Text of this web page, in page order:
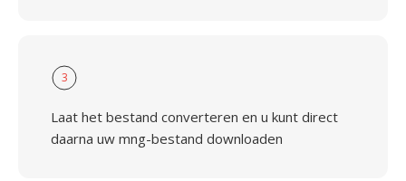
3
Laat het bestand converteren en u kunt direct
daarna uw mng-bestand downloaden